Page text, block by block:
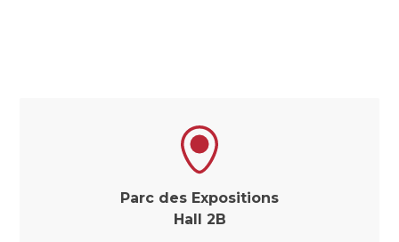
Parc des Expositions
Hall 2B